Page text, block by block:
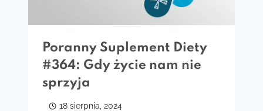
Poranny Suplement Diety
#364: Gdy życie nam nie
sprzyja
18 sierpnia, 2024